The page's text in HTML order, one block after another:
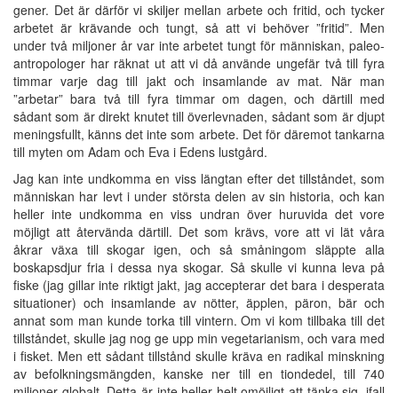
gener. Det är därför vi skiljer mellan arbete och fritid, och tycker
arbetet är krävande och tungt, så att vi behöver ”fritid”. Men
under två miljoner år var inte arbetet tungt för människan, paleo-
antropologer har räknat ut att vi då använde ungefär två till fyra
timmar varje dag till jakt och insamlande av mat. När man
”arbetar” bara två till fyra timmar om dagen, och därtill med
sådant som är direkt knutet till överlevnaden, sådant som är djupt
meningsfullt, känns det inte som arbete. Det för däremot tankarna
till myten om Adam och Eva i Edens lustgård.
Jag kan inte undkomma en viss längtan efter det tillståndet, som
människan har levt i under största delen av sin historia, och kan
heller inte undkomma en viss undran över huruvida det vore
möjligt att återvända därtill. Det som krävs, vore att vi lät våra
åkrar växa till skogar igen, och så småningom släppte alla
boskapsdjur fria i dessa nya skogar. Så skulle vi kunna leva på
fiske (jag gillar inte riktigt jakt, jag accepterar det bara i desperata
situationer) och insamlande av nötter, äpplen, päron, bär och
annat som man kunde torka till vintern. Om vi kom tillbaka till det
tillståndet, skulle jag nog ge upp min vegetarianism, och vara med
i fisket. Men ett sådant tillstånd skulle kräva en radikal minskning
av befolkningsmängden, kanske ner till en tiondedel, till 740